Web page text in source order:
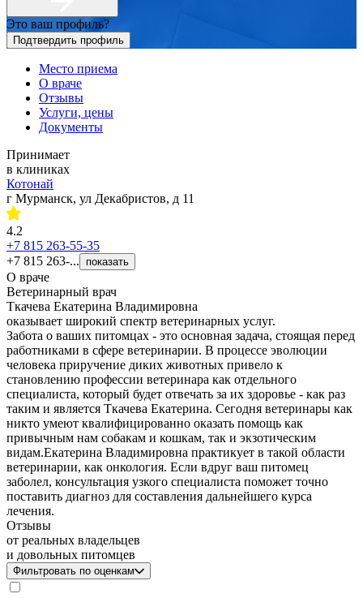
Это ваш профиль?
Подтвердить профиль
Место приема
О враче
Отзывы
Услуги, цены
Документы
Принимает
в клиниках
Котонай
г Мурманск, ул Декабристов, д 11
4.2
+7 815 263-55-35
+7 815 263-...
показать
О враче
Ветеринарный врач
Ткачева Екатерина Владимировна
оказывает широкий спектр ветеринарных услуг.
Забота о ваших питомцах - это основная задача, стоящая перед
работниками в сфере ветеринарии. В процессе эволюции
человека приручение диких животных привело к
становлению профессии ветеринара как отдельного
специалиста, который будет отвечать за их здоровье - как раз
таким и является Ткачева Екатерина. Сегодня ветеринары как
никто умеют квалифицированно оказать помощь как
привычным нам собакам и кошкам, так и экзотическим
видам.Екатерина Владимировна практикует в такой области
ветеринарии, как онкология. Если вдруг ваш питомец
заболел, консультация узкого специалиста поможет точно
поставить диагноз для составления дальнейшего курса
лечения.
Отзывы
от реальных владельцев
и довольных питомцев
Фильтровать по оценкам